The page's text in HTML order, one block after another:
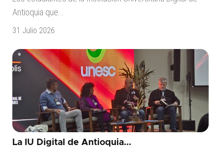
Antioquia que...
31 Julio 2026
La IU Digital de Antioquia...